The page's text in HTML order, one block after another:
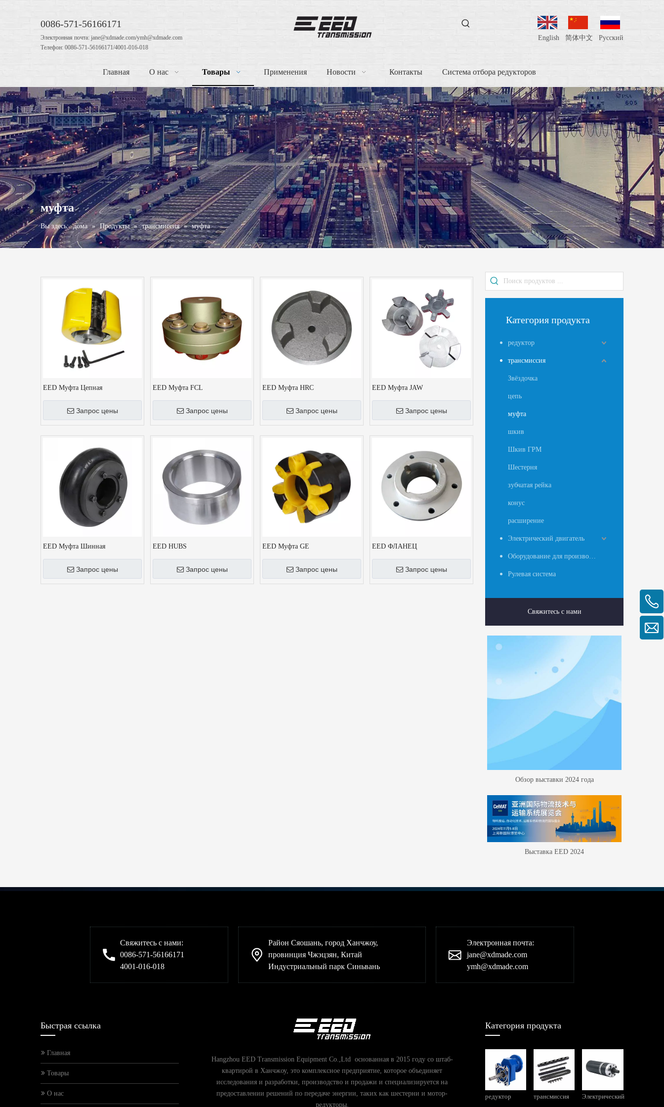
0086-571-56166171
Электронная почта: jane@xdmade.com/ymh@xdmade.com
Телефон: 0086-571-56166171/4001-016-018
English 简体中文 Pусский
Главная О нас Товары Применения Новости Контакты Система отбора редукторов
муфта
Вы здесь: дома » Продукты » трансмиссия » муфта
EED Муфта Цепная
Запрос цены
EED Муфта FCL
Запрос цены
EED Муфта HRC
Запрос цены
EED Муфта JAW
Запрос цены
EED Муфта Шинная
Запрос цены
EED HUBS
Запрос цены
EED Муфта GE
Запрос цены
EED ФЛАНЕЦ
Запрос цены
Категория продукта
редуктор
трансмиссия
Звёздочка
цепь
муфта
шкив
Шкив ГРМ
Шестерня
зубчатая рейка
конус
расширение
Электрический двигатель
Оборудование для производства ткани из расплава
Рулевая система
Свяжитесь с нами
Обзор выставки 2024 года
Выставка EED 2024
Свяжитесь с нами:
0086-571-56166171
4001-016-018
Район Сяошань, город Ханчжоу,
провинция Чжэцзян, Китай
Индустриальный парк Синьвань
Электронная почта:
jane@xdmade.com
ymh@xdmade.com
Быстрая ссылка
Главная
Товары
О нас
Hangzhou EED Transmission Equipment Co.,Ltd основанная в 2015 году со штаб-
квартирой в Ханчжоу, это комплексное предприятие, которое объединяет
исследования и разработки, производство и продажи и специализируется на
предоставлении решений по передаче энергии, таких как шестерни и мотор-
редукторы.
Категория продукта
редуктор трансмиссия
Электрический